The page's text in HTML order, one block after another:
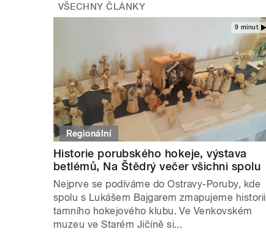
VŠECHNY ČLÁNKY
9 minut
Regionální
Historie porubského hokeje, výstava
betlémů, Na Štědrý večer všichni spolu
Nejprve se podíváme do Ostravy-Poruby, kde
spolu s Lukášem Bajgarem zmapujeme historii
tamního hokejového klubu. Ve Venkovském
muzeu ve Starém Jičíně si...